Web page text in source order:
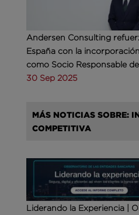
Andersen Consulting
España con la
como Socio Responsable
30 Sep 2025
MÁS NOTICIAS SOBRE:
COMPETITIVA
Liderando la Experiencia |